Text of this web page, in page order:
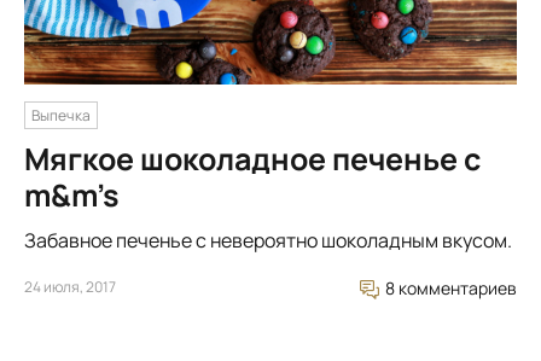
Выпечка
Мягкое шоколадное печенье с
m&m’s
Забавное печенье с невероятно шоколадным вкусом.
24 июля, 2017 8 комментариев